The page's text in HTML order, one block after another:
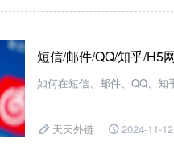
短信/邮件/QQ/知乎/H5
如何在短信、邮件、QQ、知
天天外链 2024-11-